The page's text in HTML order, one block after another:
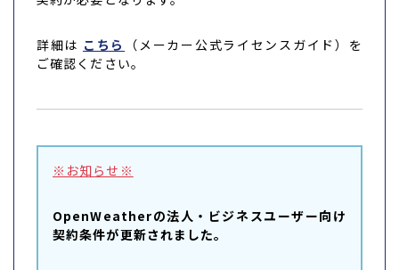
詳細は こちら
（メーカー公式ライセンスガイド）を
ご確認ください。
※お知らせ※
OpenWeatherの法人・ビジネスユーザー向け
契約条件が更新されました。